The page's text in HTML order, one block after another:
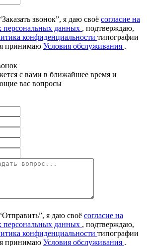
звонок”, я даю своё согласие на
персональных данных , подтверждаю,
конфиденциальности типографии
принимаю Условия обслуживания .
с вами в ближайшее время и
вас вопросы
я даю своё согласие на
персональных данных , подтверждаю,
конфиденциальности типографии
принимаю Условия обслуживания .